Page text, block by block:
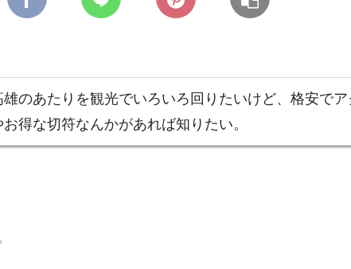
のあたりを観光でいろいろ回りたいけど、格安でア
得な切符なんかがあれば知りたい。